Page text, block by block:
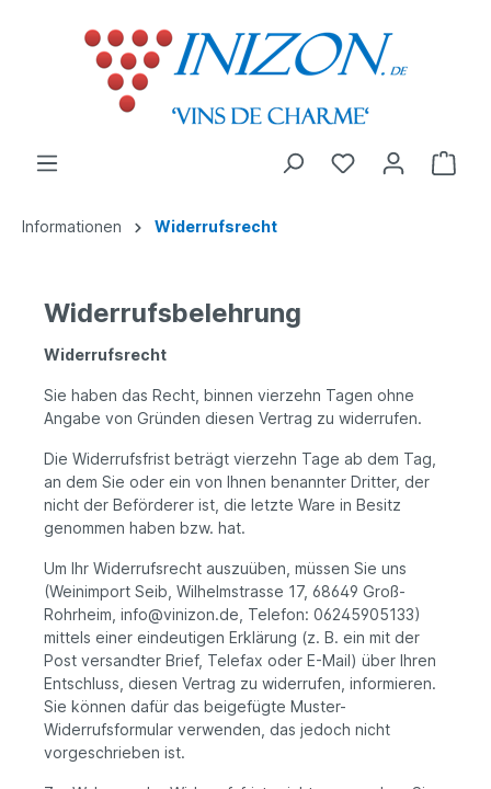
Informationen Widerrufsrecht
Widerrufsbelehrung
Widerrufsrecht
Sie haben das Recht, binnen vierzehn Tagen ohne
Angabe von Gründen diesen Vertrag zu widerrufen.
Die Widerrufsfrist beträgt vierzehn Tage ab dem Tag,
an dem Sie oder ein von Ihnen benannter Dritter, der
nicht der Beförderer ist, die letzte Ware in Besitz
genommen haben bzw. hat.
Um Ihr Widerrufsrecht auszuüben, müssen Sie uns
(Weinimport Seib, Wilhelmstrasse 17, 68649 Groß-
Rohrheim, info@vinizon.de, Telefon: 06245905133)
mittels einer eindeutigen Erklärung (z. B. ein mit der
Post versandter Brief, Telefax oder E-Mail) über Ihren
Entschluss, diesen Vertrag zu widerrufen, informieren.
Sie können dafür das beigefügte Muster-
Widerrufsformular verwenden, das jedoch nicht
vorgeschrieben ist.